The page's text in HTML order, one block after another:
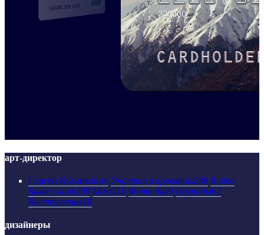
арт-директор
Сергей Кулинкович Участие в проектах236 Видео
Бизнес-линч289 Мозг216 Фото дня9 Награды62
Выступления10
дизайнеры